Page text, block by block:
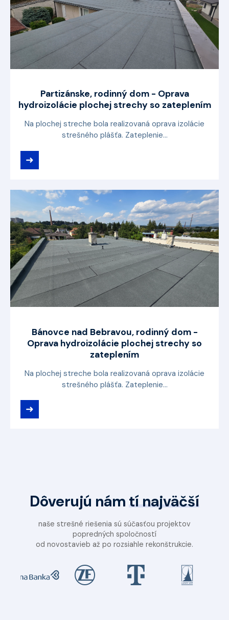
Partizánske, rodinný dom - Oprava
hydroizolácie plochej strechy so zateplením
Na plochej streche bola realizovaná oprava izolácie
strešného plášťa. Zateplenie...
➜
Bánovce nad Bebravou, rodinný dom -
Oprava hydroizolácie plochej strechy so
zateplením
Na plochej streche bola realizovaná oprava izolácie
strešného plášťa. Zateplenie...
➜
Dôverujú námtí najväčší
naše strešné riešenia sú súčasťou projektov
popredných spoločností
od novostavieb až po rozsiahle rekonštrukcie.